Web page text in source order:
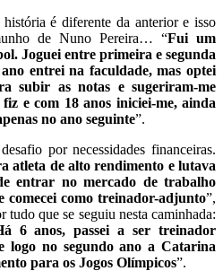
é diferente da anterior e isso
de Nuno Pereira… “Fui um
Joguei entre primeira e segunda
entrei na faculdade, mas optei
subir as notas e sugeriram-me
e com 18 anos iniciei-me, ainda
no ano seguinte”.
por necessidades financeiras.
atleta de alto rendimento e lutava
entrar no mercado de trabalho
comecei como treinador-adjunto”,
que se seguiu nesta caminhada:
6 anos, passei a ser treinador
logo no segundo ano a Catarina
para os Jogos Olímpicos”.